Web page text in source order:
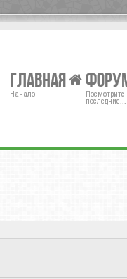
Главная
Начало Посмотрите
последние...